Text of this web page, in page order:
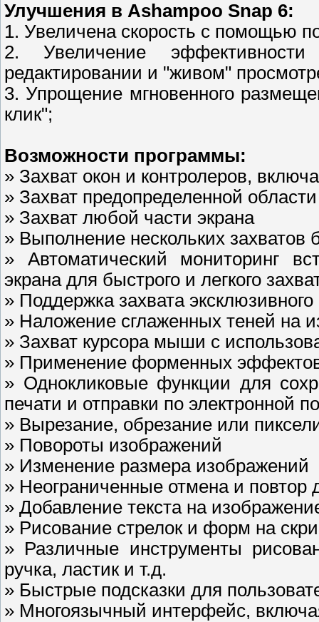
Улучшения в Ashampoo Snap 6:
1. Увеличена скорость с помощью
2. Увеличение
редактировании и "живом"
3. Упрощение мгновенного
клик";
Возможности программы:
» Захват окон и контролеров,
» Захват предопределенной
» Захват любой части экрана
» Выполнение нескольких захватов
» Автоматический мониторинг
экрана для быстрого и легкого
» Поддержка захвата
» Наложение сглаженных теней на
» Захват курсора мыши с
» Применение форменных
» Однокликовые функции для
печати и отправки по электронной
» Вырезание, обрезание или
» Повороты изображений
» Изменение размера изображений
» Неограниченные отмена и повтор
» Добавление текста на
» Рисование стрелок и форм на
» Различные инструменты
ручка, ластик и т.д.
» Быстрые подсказки для
» Многоязычный интерфейс,